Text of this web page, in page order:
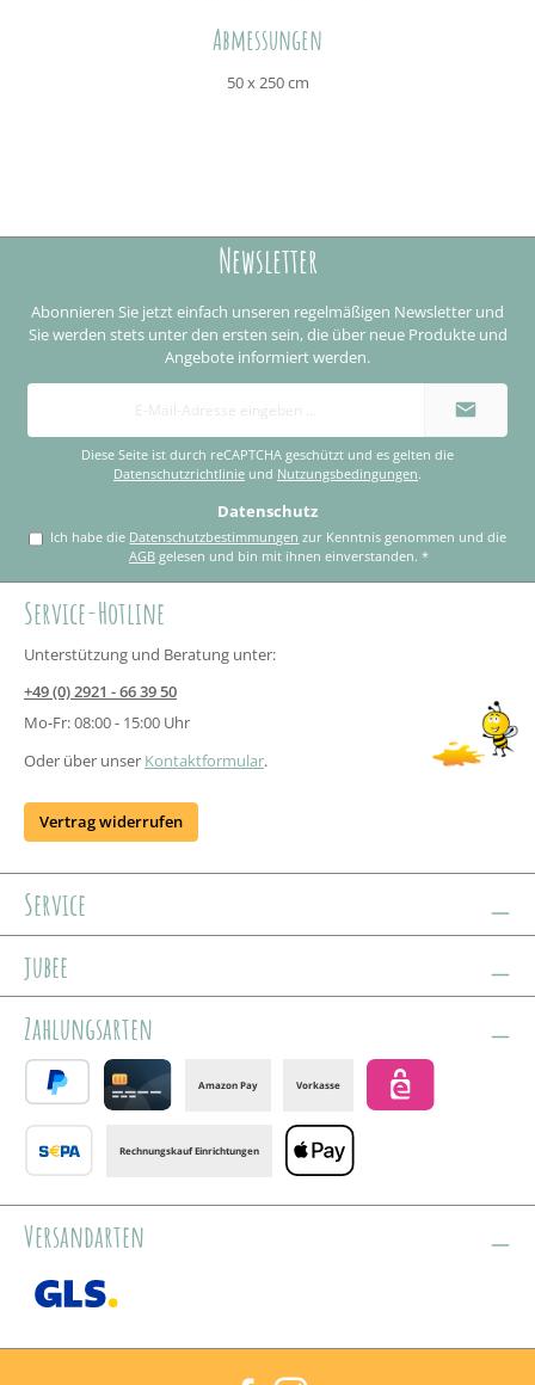
Abmessungen
50 x 250 cm
Newsletter
Abonnieren Sie jetzt einfach unseren regelmäßigen Newsletter und
Sie werden stets unter den ersten sein, die über neue Produkte und
Angebote informiert werden.
E-
Adresse
Diese Seite ist durch reCAPTCHA geschützt und es gelten die
Datenschutzrichtlinie und Nutzungsbedingungen.
Datenschutz
Ich habe die Datenschutzbestimmungen
AGB gelesen und bin mit ihnen einverstanden.*
Service-Hotline
Unterstützung und Beratung unter:
+49 (0) 2921 - 66 39 50
Mo-Fr: 08:00 - 15:00 Uhr
Oder über unser Kontaktformular.
Vertrag widerrufen
Service
jubee
Zahlungsarten
Amazon Pay Vorkasse
Rechnungskauf Einrichtungen
Versandarten